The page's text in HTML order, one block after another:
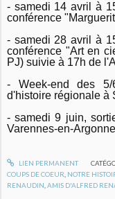
- samedi 14 avril à
conférence
- samedi 28 avril à
conférence "Art en
PJ) suivie à 17h de
- Week-end des
d'histoire régionale à
- samedi 9 juin,
Varennes-en-Argonne
LIEN PERMANENT
COUPS DE COEUR NOTRE
RENAUDIN ,AMIS D'ALFRED